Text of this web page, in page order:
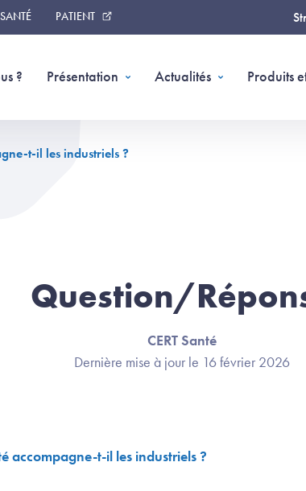
PATIENT
? Présentation Actualités Produits
t-il les industriels ?
Question/
CERT Santé
Dernière mise à jour le 16 février 2026
accompagne-t-il les industriels ?